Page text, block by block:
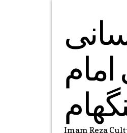
Imam Reza